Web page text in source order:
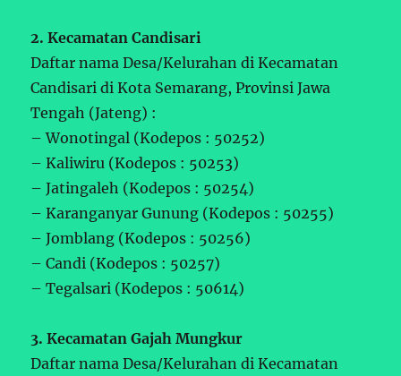
2. Kecamatan Candisari
Daftar nama Desa/Kelurahan di Kecamatan
Candisari di Kota Semarang, Provinsi Jawa
Tengah (Jateng) :
– Wonotingal (Kodepos : 50252)
– Kaliwiru (Kodepos : 50253)
– Jatingaleh (Kodepos : 50254)
– Karanganyar Gunung (Kodepos : 50255)
– Jomblang (Kodepos : 50256)
– Candi (Kodepos : 50257)
– Tegalsari (Kodepos : 50614)
3. Kecamatan Gajah Mungkur
Daftar nama Desa/Kelurahan di Kecamatan